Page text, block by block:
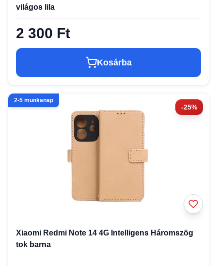
világos lila
2 300 Ft
Kosárba
-25%
2-5 munkanap
Xiaomi Redmi Note 14 4G Intelligens Háromszög
tok barna